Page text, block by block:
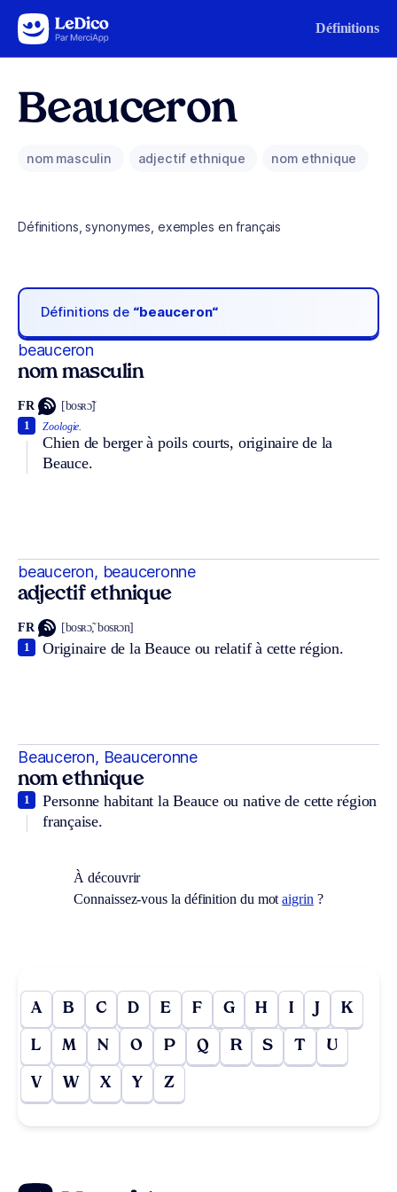
Aller au contenu Définitions
Beauceron
nom masculin adjectif ethnique nom ethnique
Définitions, synonymes, exemples en français
Définitions de “beauceron“
beauceron
nom masculin
FR [bosʀɔ̃]
Zoologie.
Chien de berger à poils courts, originaire de la
Beauce.
1
beauceron, beauceronne
adjectif ethnique
FR [bosʀɔ̃, bosʀɔn]
Originaire de la Beauce ou relatif à cette région.
1
Beauceron, Beauceronne
nom ethnique
Personne habitant la Beauce ou native de cette région
française.
1
À découvrir
Connaissez-vous la définition du motaigrin ?
A B C D E F G H I J K
L M N O P Q R S T U
V W X Y Z